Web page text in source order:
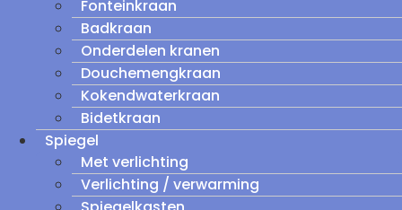
Fonteinkraan
Badkraan
Onderdelen kranen
Douchemengkraan
Kokendwaterkraan
Bidetkraan
Spiegel
Met verlichting
Verlichting / verwarming